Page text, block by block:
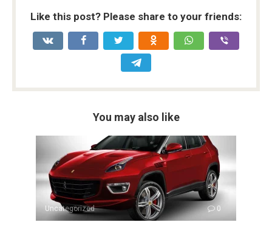
k
p
Like this post? Please share to your friends:
You may also like
Uncategorized 0